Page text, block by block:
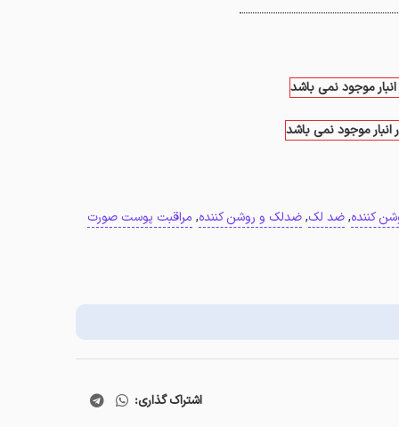
انبار موجود نمی باشد
انبار موجود نمی باشد
کننده, ضد لک, ضدلک و روشن کننده, مراقبت پوست صورت
اشتراک گذاری: